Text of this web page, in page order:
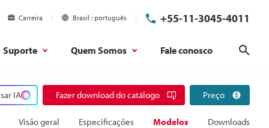
Carreira Brasil português +55-11-3045-4011
Suporte Quem Somos Fale conosco
IA Fazer download do catálogo Preço
Visão geral Especificações Modelos Downloads